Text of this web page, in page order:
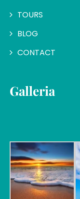
TOURS
BLOG
CONTACT
Galleria